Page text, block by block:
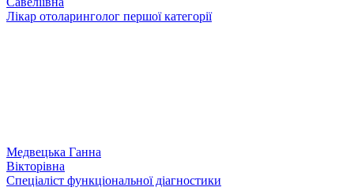
Лікар отоларинголог першої категорії
Медвецька Ганна
Вікторівна
Спеціаліст функціональної діагностики